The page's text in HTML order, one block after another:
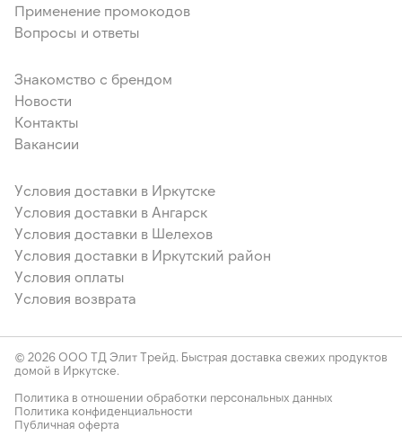
Применение промокодов
Вопросы и ответы
Знакомство с брендом
Новости
Контакты
Вакансии
Условия доставки в Иркутске
Условия доставки в Ангарск
Условия доставки в Шелехов
Условия доставки в Иркутский район
Условия оплаты
Условия возврата
© 2026 ООО ТД Элит Трейд. Быстрая доставка свежих продуктов
домой в Иркутске.
Политика в отношении обработки персональных данных
Политика конфиденциальности
Публичная оферта